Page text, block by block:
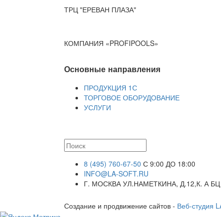
ТРЦ "ЕРЕВАН ПЛАЗА"
КОМПАНИЯ «PROFIPOOLS»
Основные направления
ПРОДУКЦИЯ 1С
ТОРГОВОЕ ОБОРУДОВАНИЕ
УСЛУГИ
8 (495) 760-67-50 С 9:00 ДО 18:00
INFO@LA-SOFT.RU
Г. МОСКВА УЛ.НАМЕТКИНА, Д.12,К. А
Создание и продвижение сайтов - Веб-студия